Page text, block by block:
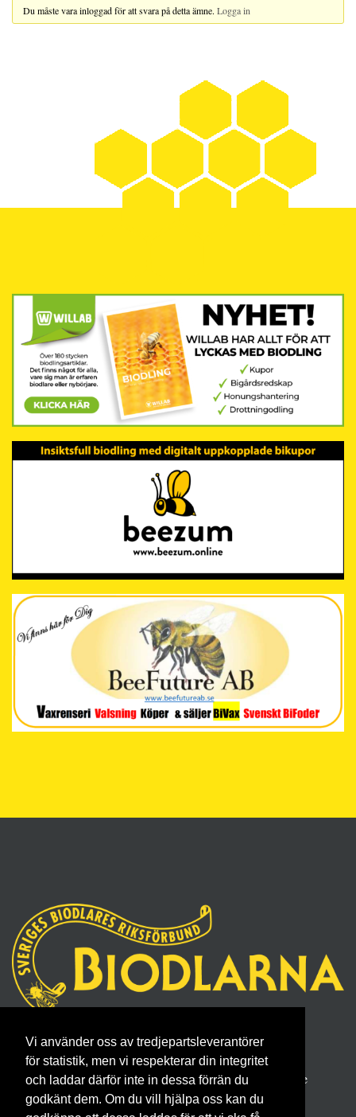
Vi använder oss av tredjepartsleverantörer
för statistik, men vi respekterar din integritet
och laddar därför inte in dessa förrän du
godkänt dem. Om du vill hjälpa oss kan du
Du måste vara inloggad för att svara på detta ämne. Logga in
Sveriges Biodlares Riksförbund
Borgmästaregatan 26, 596 34 Skänninge
Telefon 0142- 48 20 00, E-post: info@biodlarna.se
Köpvillkor för medlemskap